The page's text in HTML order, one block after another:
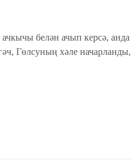
белән ачып керсә,
Гөлсуның хәле